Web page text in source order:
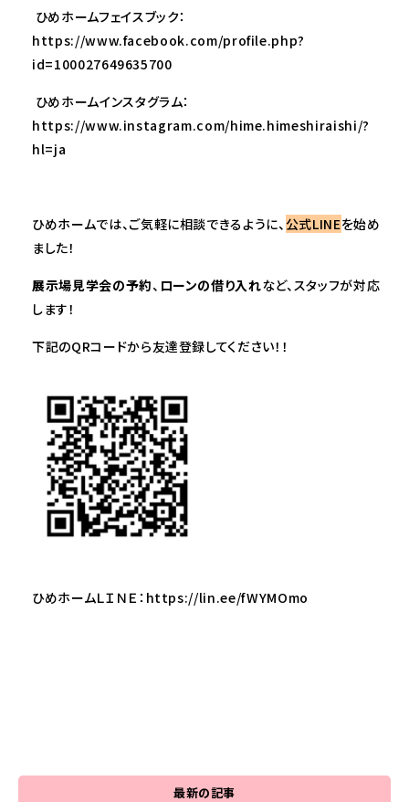
ひめホームフェイスブック：
https://www.facebook.com/profile.php?
id=100027649635700
ひめホームインスタグラム：
https://www.instagram.com/hime.himeshiraishi/?
hl=ja
ひめホームでは、ご気軽に相談できるように、 公式LINEを始め
ました！
展示場見学会の予約、 ローンの借り入れなど、スタッフが対応
します！
下記のQRコードから友達登録してください！！
ひめホームＬＩＮＥ： https://lin.ee/fWYMOmo
最新の記事